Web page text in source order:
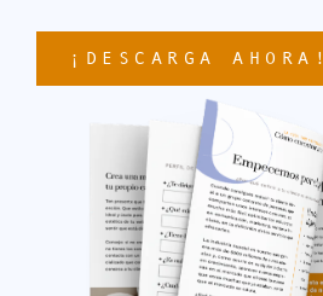
¡DESCARGA AHORA!